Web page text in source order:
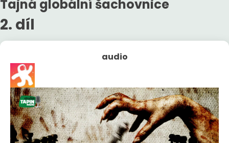
Tajná globální šachovnice
2. díl
audio